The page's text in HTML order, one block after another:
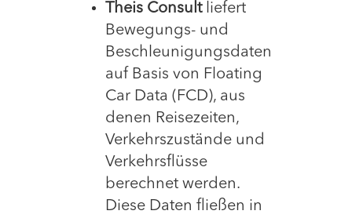
Theis Consultliefert
Bewegungs- und
Beschleunigungsdaten
auf Basis von Floating
Car Data (FCD), aus
denen Reisezeiten,
Verkehrszustände und
Verkehrsflüsse
berechnet werden.
Diese Daten fließen in